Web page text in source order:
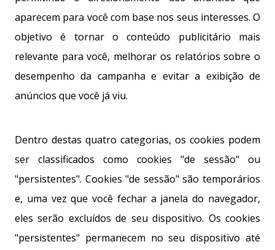
aparecem para você com base nos seus interesses. O
objetivo é tornar o conteúdo publicitário mais
relevante para você, melhorar os relatórios sobre o
desempenho da campanha e evitar a exibição de
anúncios que você já viu.
Dentro destas quatro categorias, os cookies podem
ser classificados como cookies "de sessão" ou
"persistentes". Cookies "de sessão" são temporários
e, uma vez que você fechar a janela do navegador,
eles serão excluídos de seu dispositivo. Os cookies
"persistentes" permanecem no seu dispositivo até